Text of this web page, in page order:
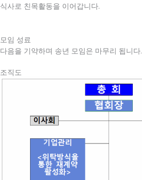
식사로 친목활동을 이어갑니다.
모임 성료
다음을 기약하며 송년 모임은 마무리 됩니다.
조직도